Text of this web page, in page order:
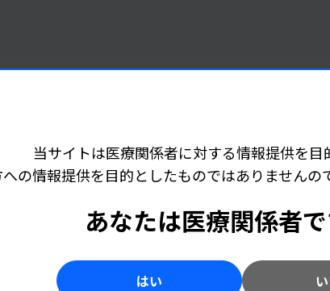
目記事5本を
ド1枚にまとめ
にチェック！AI
で最新情報をキ
忙しい臨床検査技師のための注目ニ
編集部 Pick Up ニュース［7月
忙しい臨床検査技師のための注目ニ
当サイトは医療関係者に対する情報提供を目
の情報提供を目的としたものではありませんの
あなたは医療関係者
はい